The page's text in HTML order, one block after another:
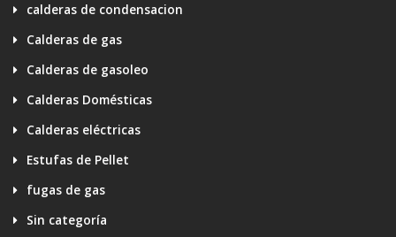
calderas de condensacion
Calderas de gas
Calderas de gasoleo
Calderas Domésticas
Calderas eléctricas
Estufas de Pellet
fugas de gas
Sin categoría